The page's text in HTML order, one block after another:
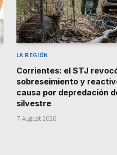
LA REGIÓN
Corrientes: el STJ
sobreseimiento y
causa por depredación
silvestre
7 August 2026